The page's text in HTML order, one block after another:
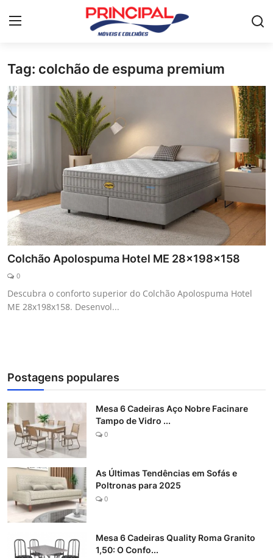
Home
Mesa de jantar
Guarda-roupa
Móveis para Sala de Estar
Cômoda
Armário de cozinha
Camas
Galeria
Tag: colchão de espuma premium
Colchão Apolospuma Hotel ME 28x198x158
0
Descubra o conforto superior do Colchão Apolospuma Hotel
ME 28x198x158. Desenvol...
Postagens populares
Mesa 6 Cadeiras Aço Nobre Facinare
Tampo de Vidro ...
0
As Últimas Tendências em Sofás e
Poltronas para 2025
0
Mesa 6 Cadeiras Quality Roma Granito
1,50: O Confo...